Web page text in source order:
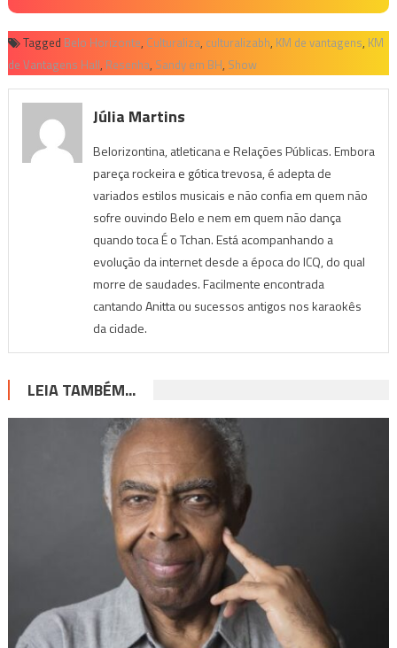
Tagged Belo Horizonte, Culturaliza, culturalizabh, KM de vantagens, KM
de Vantagens Hall, Resenha, Sandy em BH, Show
Júlia Martins
Belorizontina, atleticana e Relações Públicas. Embora
pareça rockeira e gótica trevosa, é adepta de
variados estilos musicais e não confia em quem não
sofre ouvindo Belo e nem em quem não dança
quando toca É o Tchan. Está acompanhando a
evolução da internet desde a época do ICQ, do qual
morre de saudades. Facilmente encontrada
cantando Anitta ou sucessos antigos nos karaokês
da cidade.
LEIA TAMBÉM...